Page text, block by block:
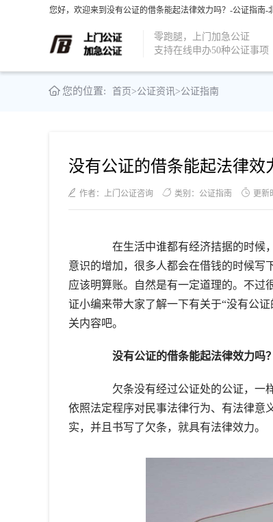
您好，欢迎来到没有公证的借条能起法律效力吗？-公证指南-
零跑腿，上门加急公证
支持在线申办50种公证事项
您的位置: 首页>公证资讯>公证指南
没有公证的借条能起法律效
作者：上门公证咨询 类别：公证指南 更新
在生活中谁都有经济拮据的时候，
意识的增加，很多人都会在借钱的时候写
应该明算账。自然是有一定道理的。不过
证小编来带大家了解一下有关于“没有公
关内容吧。
没有公证的借条能起法律效力吗？
欠条没有经过公证处的公证，一样
依照法定程序对民事法律行为、有法律意
实，并且书写了欠条，就具有法律效力。